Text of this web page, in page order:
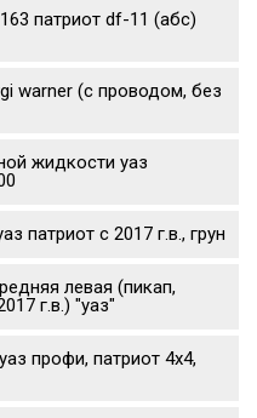
патриот df-11 (абс)
warner (с проводом, без
жидкости уаз
патриот с 2017 г.в., грун
левая (пикап,
г.в.) "уаз"
профи, патриот 4х4,